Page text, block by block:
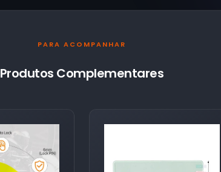
PARA ACOMPANHAR
Produtos Complementares